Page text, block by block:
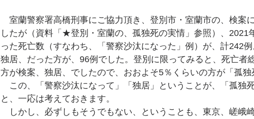
室蘭警察署高橋刑事にご協力頂き、登別市・室蘭市の、検案
したが（資料「★登別・室蘭の、孤独死の実情」参照）、2021
った死亡数（すなわち、「警察沙汰になった」例）が、計242例
独居、だった方が、96例でした。登別に限ってみると、死亡者
方が検案、独居、でしたので、おおよそ5％くらいの方が「孤独
この、「警察沙汰になって」「独居」ということが、「孤独
と、一応は考えておきます。
しかし、必ずしもそうでもない、ということも、東京、嵯峨